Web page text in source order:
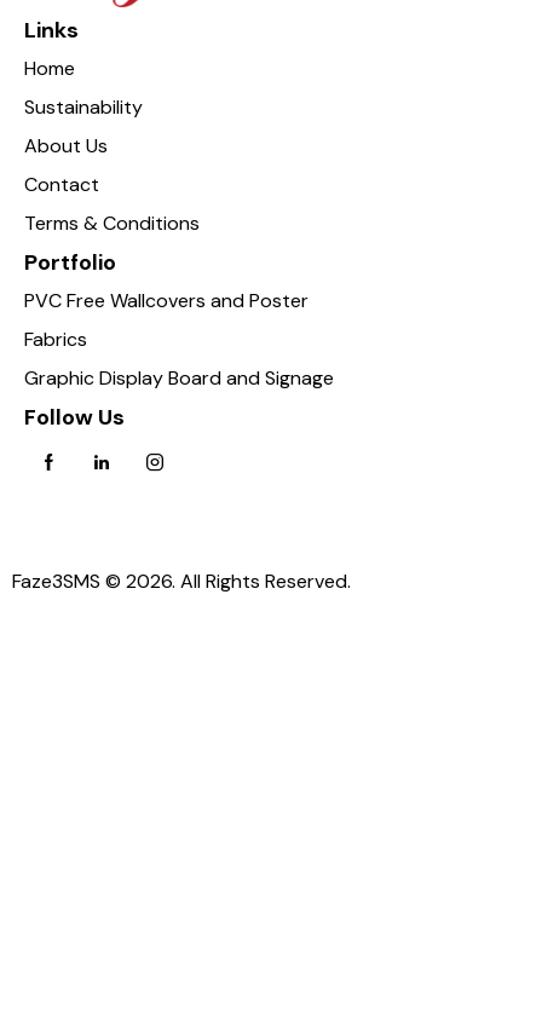
Links
Home
Sustainability
About Us
Contact
Terms & Conditions
Portfolio
PVC Free Wallcovers and Poster
Fabrics
Graphic Display Board and Signage
Follow Us
Faze3SMS © 2026. All Rights Reserved.